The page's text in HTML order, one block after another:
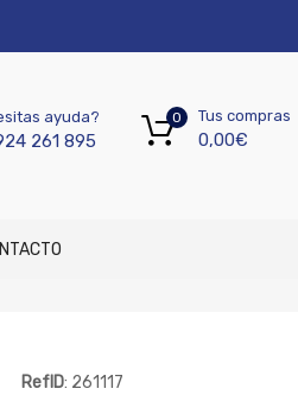
ayuda?
261 895
Tus compras
0,00€
0
RefID: 261117